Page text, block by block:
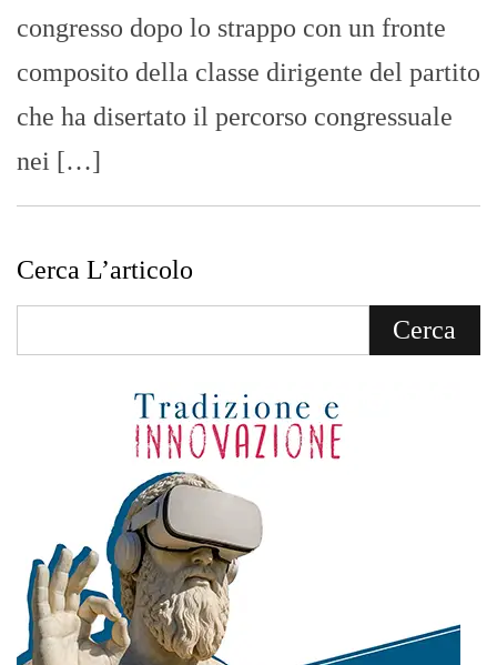
congresso dopo lo strappo con un fronte
composito della classe dirigente del partito
che ha disertato il percorso congressuale
nei […]
Cerca L’articolo